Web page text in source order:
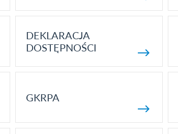
DEKLARACJA
DOSTĘPNOŚCI
GKRPA